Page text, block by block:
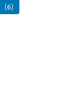
(6)